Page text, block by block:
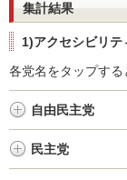
集計結果
1)アクセシビリテ
各党名をタップする
自由民主党
民主党